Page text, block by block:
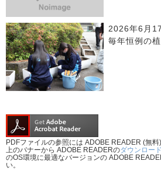
2026年6月
毎年恒例の
PDFファイルの参照には ADOBE READER (無料)
上のバナーから ADOBE READERのダウンロー
のOS環境に最適なバージョンの ADOBE
い。